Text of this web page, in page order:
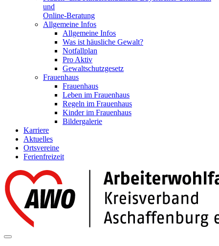
und
Online-Beratung
Allgemeine Infos
Allgemeine Infos
Was ist häusliche Gewalt?
Notfallplan
Pro Aktiv
Gewaltschutzgesetz
Frauenhaus
Frauenhaus
Leben im Frauenhaus
Regeln im Frauenhaus
Kinder im Frauenhaus
Bildergalerie
Karriere
Aktuelles
Ortsvereine
Ferienfreizeit